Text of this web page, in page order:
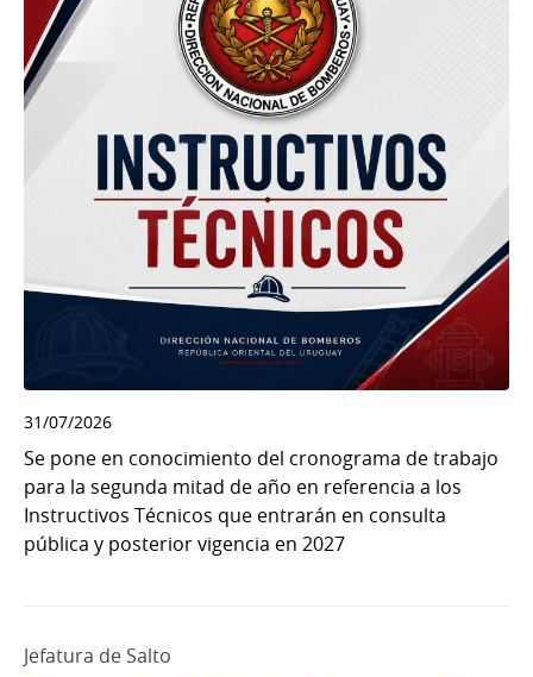
31/07/2026
Se pone en conocimiento del cronograma de trabajo
para la segunda mitad de año en referencia a los
Instructivos Técnicos que entrarán en consulta
pública y posterior vigencia en 2027
Jefatura de Salto